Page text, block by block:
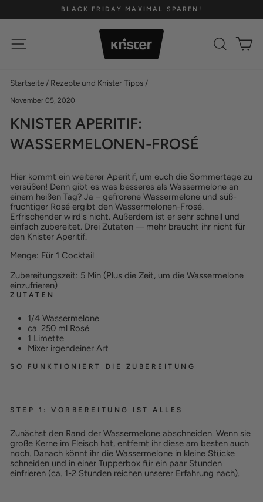
Pause
Diashow
BLACK FRIDAY MAXIMAL SPAREN!
SEITENNAVIGATION
Startseite / Rezepte und Knister Tipps /
November 05, 2020
KNISTER APERITIF:
WASSERMELONEN-FROSÉ
Hier kommt ein weiterer Aperitif, um euch die Sommertage zu
versüßen! Denn gibt es was besseres als Wassermelone an
einem heißen Tag? Ja – gefrorene Wassermelone und süß-
fruchtiger Rosé ergibt den Wassermelonen-Frosé.
Erfrischender wird's nicht. Außerdem ist er sehr schnell und
einfach zubereitet. Drei Zutaten -– mehr braucht ihr nicht für
den Knister Aperitif.
Menge: Für 1 Cocktail
Zubereitungszeit: 5 Min (Plus die Zeit, um die Wassermelone
einzufrieren)
ZUTATEN
1/4 Wassermelone
ca. 250 ml Rosé
1 Limette
Mixer irgendeiner Art
SO FUNKTIONIERT DIE ZUBEREITUNG
STEP 1: VORBEREITUNG IST ALLES
Zunächst den Rand der Wassermelone abschneiden. Wenn sie
große Kerne im Fleisch hat, entfernt ihr diese am besten auch
noch. Danach könnt ihr die Wassermelone in kleine Stücke
schneiden und in einer Tupperbox für ein paar Stunden
einfrieren (ca. 1-2 Stunden reichen unserer Erfahrung nach).